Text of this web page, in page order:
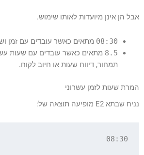
אבל הן אינן מיועדות לאותו שימוש.
08:30 מתאים כאשר עובדים עם זמן
8.5 מתאים כאשר עובדים עם שעות
תמחור, דיווח שעות או חיוב לקוח.
המרת שעות לזמן עשרוני
נניח שבתא E2 מופיעה תוצאה של:
08:30